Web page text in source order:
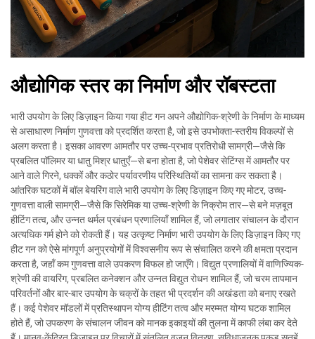
औद्योगिक स्तर का निर्माण और रॉबस्टता
भारी उपयोग के लिए डिज़ाइन किया गया हीट गन अपने औद्योगिक-श्रेणी के निर्माण के माध्यम
से असाधारण निर्माण गुणवत्ता को प्रदर्शित करता है, जो इसे उपभोक्ता-स्तरीय विकल्पों से
अलग करता है। इसका आवरण आमतौर पर उच्च-प्रभाव प्रतिरोधी सामग्री—जैसे कि
प्रबलित पॉलिमर या धातु मिश्र धातुएँ—से बना होता है, जो पेशेवर सेटिंग्स में आमतौर पर
आने वाले गिरने, धक्कों और कठोर पर्यावरणीय परिस्थितियों का सामना कर सकता है।
आंतरिक घटकों में बॉल बेयरिंग वाले भारी उपयोग के लिए डिज़ाइन किए गए मोटर, उच्च-
गुणवत्ता वाली सामग्री—जैसे कि सिरेमिक या उच्च-श्रेणी के निक्रोम तार—से बने मज़बूत
हीटिंग तत्व, और उन्नत थर्मल प्रबंधन प्रणालियाँ शामिल हैं, जो लगातार संचालन के दौरान
अत्यधिक गर्म होने को रोकती हैं। यह उत्कृष्ट निर्माण भारी उपयोग के लिए डिज़ाइन किए गए
हीट गन को ऐसे मांगपूर्ण अनुप्रयोगों में विश्वसनीय रूप से संचालित करने की क्षमता प्रदान
करता है, जहाँ कम गुणवत्ता वाले उपकरण विफल हो जाएँगे। विद्युत प्रणालियों में वाणिज्यिक-
श्रेणी की वायरिंग, प्रबलित कनेक्शन और उन्नत विद्युत रोधन शामिल हैं, जो चरम तापमान
परिवर्तनों और बार-बार उपयोग के चक्रों के तहत भी प्रदर्शन की अखंडता को बनाए रखते
हैं। कई पेशेवर मॉडलों में प्रतिस्थापन योग्य हीटिंग तत्व और मरम्मत योग्य घटक शामिल
होते हैं, जो उपकरण के संचालन जीवन को मानक इकाइयों की तुलना में काफी लंबा कर देते